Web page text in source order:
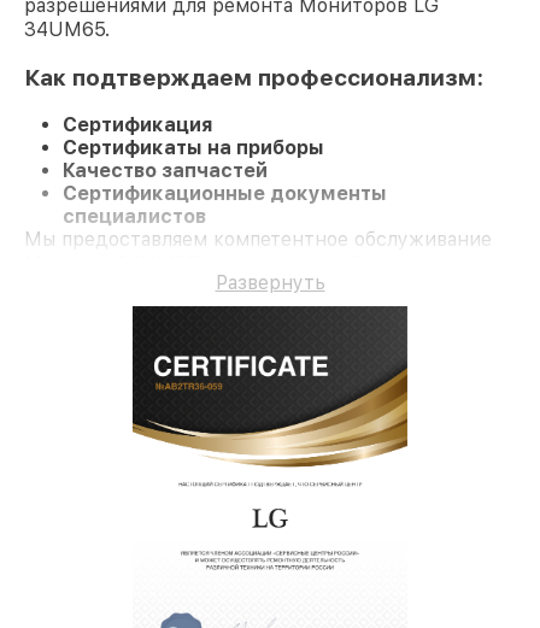
разрешениями для ремонта Мониторов LG
34UM65.
Как подтверждаем профессионализм:
Сертификация
Сертификаты на приборы
Качество запчастей
Сертификационные документы
специалистов
Мы предоставляем компетентное обслуживание
Развернуть